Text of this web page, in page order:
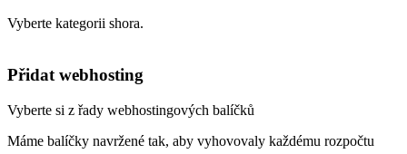
Vyberte kategorii shora.
Přidat webhosting
Vyberte si z řady webhostingových balíčků
Máme balíčky navržené tak, aby vyhovovaly každému rozpočtu